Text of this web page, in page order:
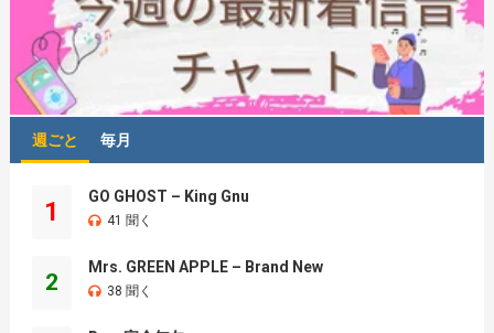
週ごと 毎月
1
GO GHOST – King Gnu
41 聞く
2
Mrs. GREEN APPLE – Brand New
38 聞く